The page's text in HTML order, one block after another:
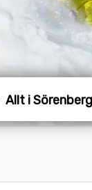
Allt i Sörenberg